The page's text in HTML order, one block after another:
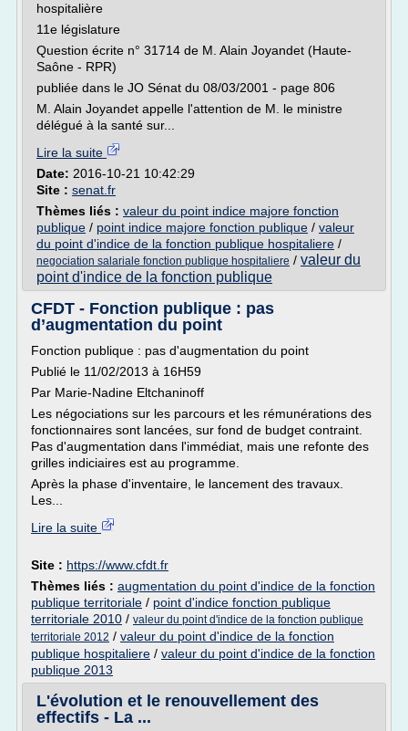
hospitalière
11e législature
Question écrite n° 31714 de M. Alain Joyandet (Haute-
Saône - RPR)
publiée dans le JO Sénat du 08/03/2001 - page 806
M. Alain Joyandet appelle l'attention de M. le ministre
délégué à la santé sur...
Lire la suite
Date: 2016-10-21 10:42:29
Site : senat.fr
Thèmes liés : valeur du point indice majore fonction
publique / point indice majore fonction publique / valeur
du point d'indice de la fonction publique hospitaliere /
negociation salariale fonction publique hospitaliere / valeur du
point d'indice de la fonction publique
CFDT - Fonction publique : pas
d’augmentation du point
Fonction publique : pas d'augmentation du point
Publié le 11/02/2013 à 16H59
Par Marie-Nadine Eltchaninoff
Les négociations sur les parcours et les rémunérations des
fonctionnaires sont lancées, sur fond de budget contraint.
Pas d'augmentation dans l'immédiat, mais une refonte des
grilles indiciaires est au programme.
Après la phase d'inventaire, le lancement des travaux.
Les...
Lire la suite
Site : https://www.cfdt.fr
Thèmes liés : augmentation du point d'indice de la fonction
publique territoriale / point d'indice fonction publique
territoriale 2010 / valeur du point d'indice de la fonction publique
territoriale 2012 / valeur du point d'indice de la fonction
publique hospitaliere / valeur du point d'indice de la fonction
publique 2013
L'évolution et le renouvellement des
effectifs - La ...